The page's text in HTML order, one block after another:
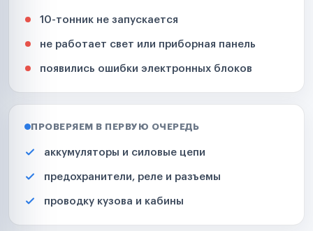
10-тонник не запускается
не работает свет или приборная панель
появились ошибки электронных блоков
ПРОВЕРЯЕМ В ПЕРВУЮ ОЧЕРЕДЬ
аккумуляторы и силовые цепи
предохранители, реле и разъемы
проводку кузова и кабины